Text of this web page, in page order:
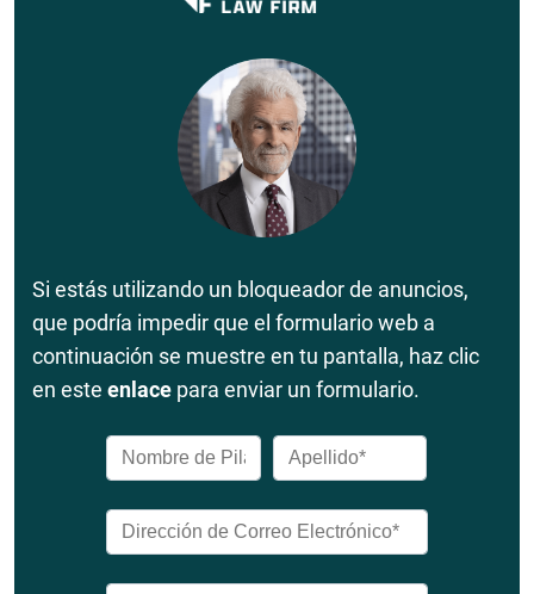
Si estás utilizando un bloqueador de anuncios,
que podría impedir que el formulario web a
continuación se muestre en tu pantalla, haz clic
en este enlace para enviar un formulario.